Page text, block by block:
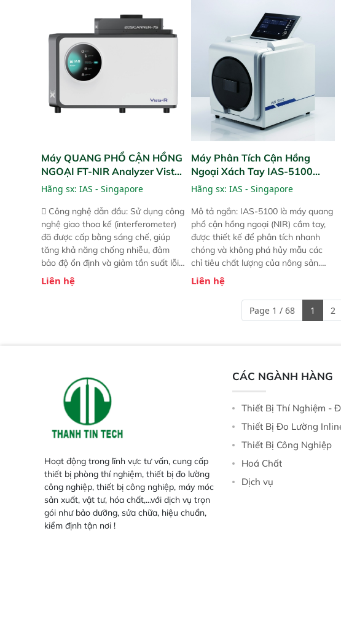
trước đó. Nhưng so với các phiên
bản trước, FPA touch! nhỏ hơn và
nhẹ hơn đáng kể, đồng thời được
nâng cấp với các tính năng mới.
trước đó. Nhưng so với các phiên
bản trước, FPA touch! nhỏ hơn và
nhẹ hơn đáng kể, đồng thời được
nâng cấp với các tính năng mới.
Máy QUANG PHỔ CẬN HỒNG
NGOẠI FT-NIR Analyzer Vista-
R
Hãng sx: IAS - Singapore
 Công nghệ dẫn đầu: Sử dụng công
nghệ giao thoa kế (interferometer)
đã được cấp bằng sáng chế, giúp
tăng khả năng chống nhiễu, đảm
bảo độ ổn định và giảm tần suất lỗi.
 Phạm vi ứng dụng rộng: Đáp ứng
nhu cầu kiểm tra đa dạng mẫu mã
Liên hệ
Máy Phân Tích Cận Hồng
Ngoại Xách Tay IAS-5100
(Portable NIR Analyzer)
Hãng sx: IAS - Singapore
Mô tả ngắn: IAS-5100 là máy quang
phổ cận hồng ngoại (NIR) cầm tay,
được thiết kế để phân tích nhanh
chóng và không phá hủy mẫu các
chỉ tiêu chất lượng của nông sản.
Phạm vi sử dụng: Thiết bị linh hoạt
cho nhiều kịch bản khác nhau như
tại điểm thu mua, trong xưởng sản
xuất hoặc trực tiếp ngoài đồng
Liên hệ
Page 1 / 68 1 2
Hoạt động trong lĩnh vực tư vấn, cung cấp
thiết bị phòng thí nghiệm, thiết bị đo lường
công nghiệp, thiết bị công nghiệp, máy móc
sản xuất, vật tư, hóa chất,...với dịch vụ trọn
gói như bảo dưỡng, sửa chữa, hiệu chuẩn,
kiểm định tận nơi !
CÁC NGÀNH HÀNG
Thiết Bị Thí Nghiệm -
Thiết Bị Đo Lường
Thiết Bị Công Nghiệp
Hoá Chất
Dịch vụ